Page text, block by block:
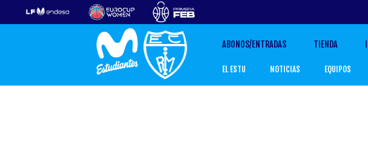
Gestionar el Consentimiento de las Cookies
ABONOS/ENTRADAS TIENDA
EL ESTU NOTICIAS EQUIPOS